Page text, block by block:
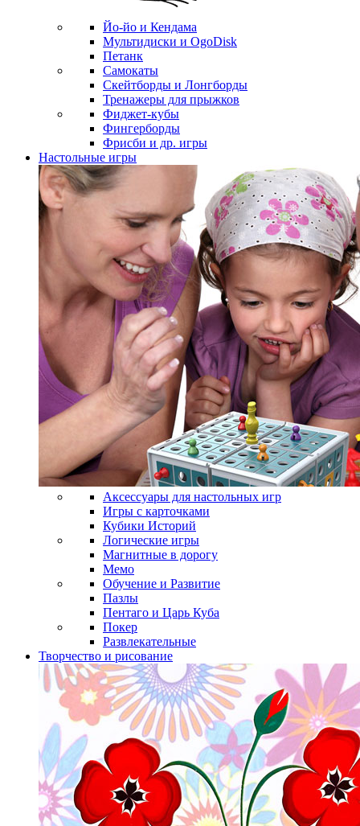
Йо-йо и Кендама
Мультидиски и OgoDisk
Петанк
Самокаты
Скейтборды и Лонгборды
Тренажеры для прыжков
Фиджет-кубы
Фингерборды
Фрисби и др. игры
Настольные игры
Аксессуары для настольных игр
Игры с карточками
Кубики Историй
Логические игры
Магнитные в дорогу
Мемо
Обучение и Развитие
Пазлы
Пентаго и Царь Куба
Покер
Развлекательные
Творчество и рисование